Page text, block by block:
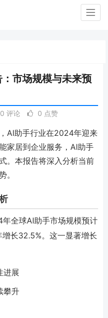
市场规模与未来预
0 评论 0 点赞
AI助手行业在2024年迎来
家居到企业服务，AI助手
。本报告将深入分析当前
。
全球AI助手市场规模预计
增长32.5%。这一显著增长
进展
攀升